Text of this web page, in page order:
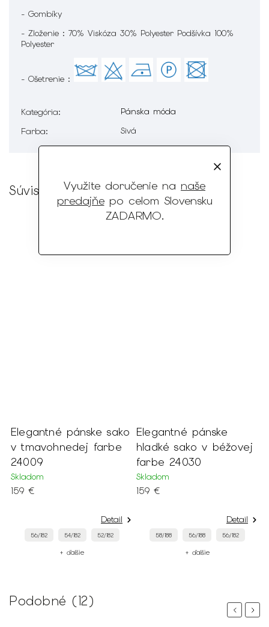
Využite doručenie na naše
predajňepo celom Slovensku
ZADARMO.
- Gombíky
- Zloženie : 70% Viskóza 30% Polyester Podšívka 100%
Polyester
- Ošetrenie :
Kategória:
Pánska móda
Farba: Sivá
Súvisiaci tovar
Elegantné pánske sako
v tmavohnedej farbe
24009
Skladom
159 €
Detail
56/182 54/182 52/182
+ ďalšie
Elegantné pánske
hladké sako v béžovej
farbe 24030
Skladom
159 €
Detail
58/188 56/188 56/182
+ ďalšie
Podobné (12)
PreviousNext